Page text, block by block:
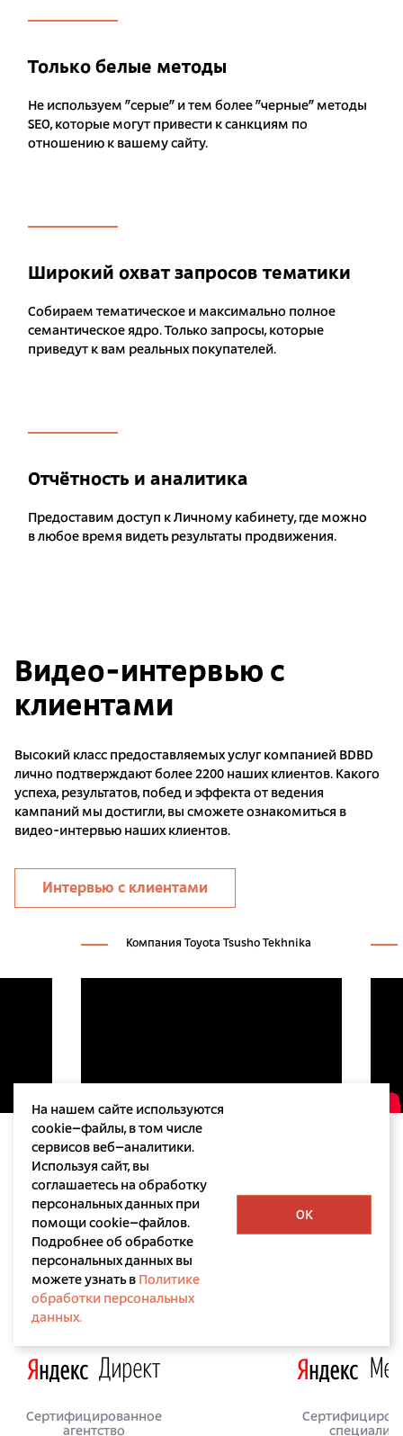
Только белые методы
Не используем "серые" и тем более "черные" методы
SEO, которые могут привести к санкциям по
отношению к вашему сайту.
Широкий охват запросов тематики
Собираем тематическое и максимально полное
семантическое ядро. Только запросы, которые
приведут к вам реальных покупателей.
Отчётность и аналитика
Предоставим доступ к Личному кабинету, где можно
в любое время видеть результаты продвижения.
Видео-интервью с
клиентами
Высокий класс предоставляемых услуг компанией BDBD
лично подтверждают более 2200 наших клиентов. Какого
успеха, результатов, побед и эффекта от ведения
кампаний мы достигли, вы сможете ознакомиться в
видео-интервью наших клиентов.
Интервью с клиентами
Компания Toyota Tsusho Tekhnika
Лицензии и сертификаты
Сертифицированное
агентство
На нашем сайте используются
cookie–файлы, в том числе
сервисов веб–аналитики.
Используя сайт, вы
соглашаетесь на обработку
персональных данных при
помощи cookie–файлов.
Подробнее об обработке
персональных данных вы
можете узнать в Политике
обработки персональных
данных.
OK